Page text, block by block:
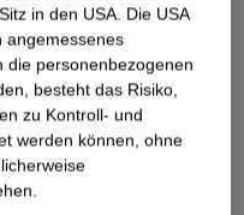
in den USA. Die USA
angemessenes
die personenbezogenen
besteht das Risiko,
zu Kontroll- und
werden können, ohne